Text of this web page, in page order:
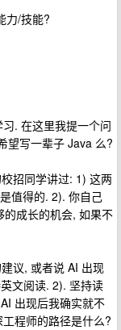
力/技能?
. 在这里我提一个问
望写一辈子 Java 么?
招同学讲过: 1) 这两
值得的. 2). 你自己
成长的机会, 如果不
议, 或者说 AI 出现
文阅读. 2). 坚持读
出现后我确实就不
程师的路径是什么?